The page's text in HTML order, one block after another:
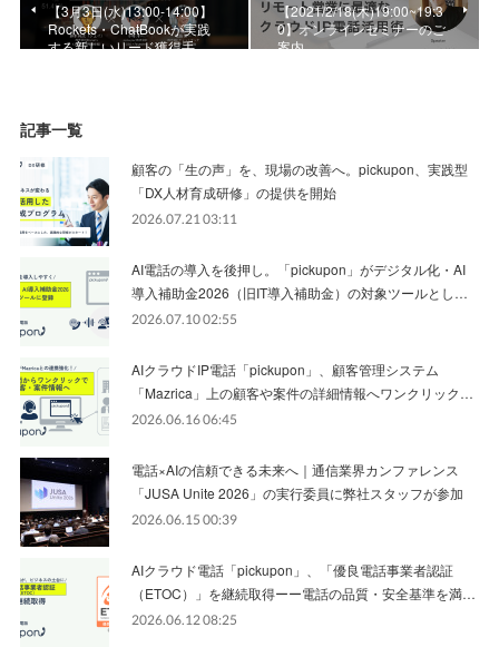
【3月3日(水)13:00-14:00】
Rockets・ChatBookが実践
する新しいリード獲得手…
【2021/2/18(木)19:00~19:3
0】オンラインセミナーのご
案内
記事一覧
顧客の「生の声」を、現場の改善へ。pickupon、実践型
「DX人材育成研修」の提供を開始
2026.07.21 03:11
AI電話の導入を後押し。「pickupon」がデジタル化・AI
導入補助金2026（旧IT導入補助金）の対象ツールとし…
2026.07.10 02:55
AIクラウドIP電話「pickupon」、顧客管理システム
「Mazrica」上の顧客や案件の詳細情報へワンクリック…
2026.06.16 06:45
電話×AIの信頼できる未来へ｜通信業界カンファレンス
「JUSA Unite 2026」の実行委員に弊社スタッフが参加
2026.06.15 00:39
AIクラウド電話「pickupon」、「優良電話事業者認証
（ETOC）」を継続取得ーー電話の品質・安全基準を満…
2026.06.12 08:25